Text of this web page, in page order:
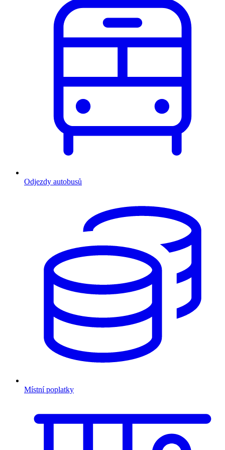
Odjezdy autobusů
Místní poplatky